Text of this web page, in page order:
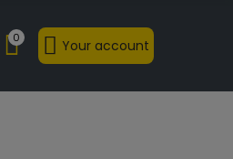
0 Your account